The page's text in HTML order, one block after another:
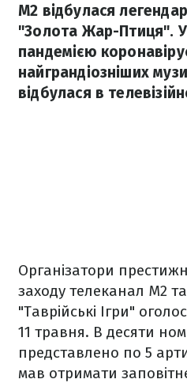
M2 відбулася
"Золота Жар-Птиця". У
пандемією
найграндіозніших
відбулася в
Організатори
заходу телеканал М2 та
"Таврійські Ігри"
11 травня. В десяти
представлено по 5
мав отримати